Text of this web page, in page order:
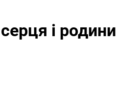
і родини